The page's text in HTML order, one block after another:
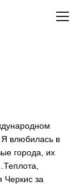
влюбилась в
города, их
Черкис за